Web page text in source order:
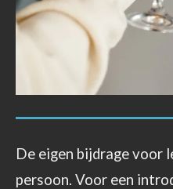
De eigen bijdrage voor
persoon. Voor een